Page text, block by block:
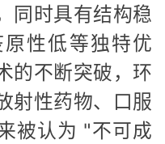
同时具有结构稳
性低等独特优
的不断突破，环
射性药物、口服
被认为 "不可成